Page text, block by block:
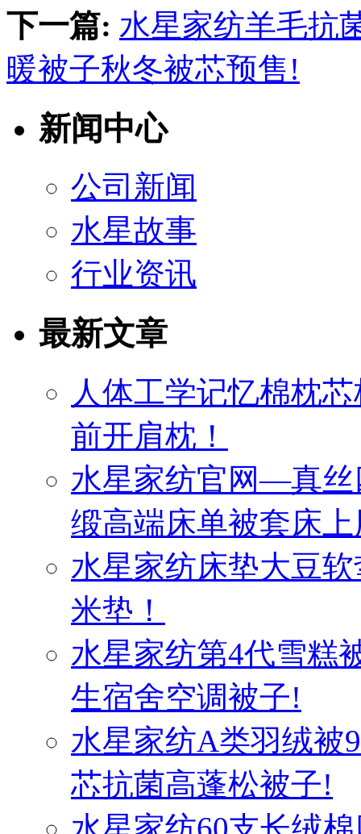
下一篇: 水星家纺羊毛抗
暖被子秋冬被芯预售!
新闻中心
公司新闻
水星故事
行业资讯
最新文章
人体工学记忆棉枕
前开肩枕！
水星家纺官网—真丝
缎高端床单被套床
水星家纺床垫大豆
米垫！
水星家纺第4代雪糕
生宿舍空调被子!
水星家纺A类羽绒被
芯抗菌高蓬松被子!